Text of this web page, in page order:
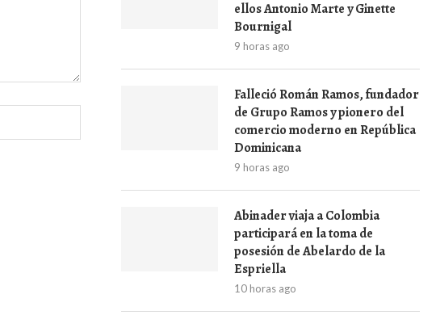
ellos Antonio Marte y Ginette
Bournigal
9 horas ago
Falleció Román Ramos, fundador
de Grupo Ramos y pionero del
comercio moderno en República
Dominicana
9 horas ago
Abinader viaja a Colombia
participará en la toma de
posesión de Abelardo de la
Espriella
10 horas ago